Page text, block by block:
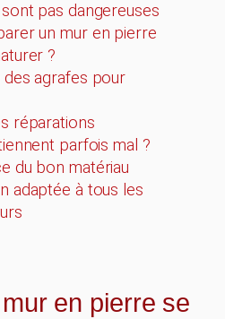
pas dangereuses
un mur en pierre
?
agrafes pour
réparations
parfois mal ?
du bon matériau
adaptée à tous les
en pierre se